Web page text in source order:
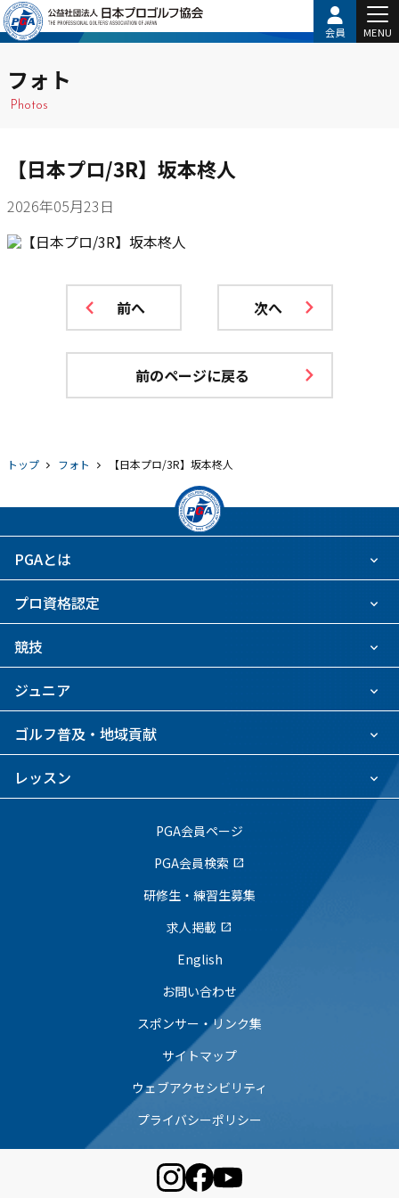
会員 MENU
フォト
Photos
【日本プロ/3R】坂本柊人
2026年05月23日
前へ 次へ
前のページに戻る
トップ フォト 【日本プロ/3R】坂本柊人
PGAとは
プロ資格認定
競技
ジュニア
ゴルフ普及・地域貢献
レッスン
PGA会員ページ
PGA会員検索 open_in_new
研修生・練習生募集
求人掲載 open_in_new
English
お問い合わせ
スポンサー・リンク集
サイトマップ
ウェブアクセシビリティ
プライバシーポリシー